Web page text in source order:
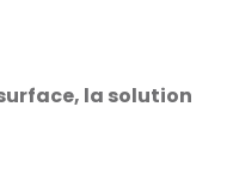
la solution